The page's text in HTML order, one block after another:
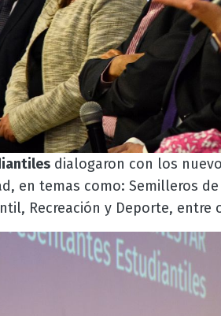
dialogaron con los
en temas como: Semilleros
Recreación y Deporte, entre